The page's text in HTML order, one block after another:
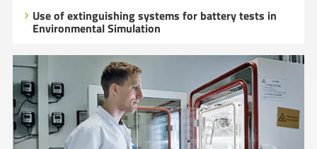
Use of extinguishing systems for battery tests in
Environmental Simulation